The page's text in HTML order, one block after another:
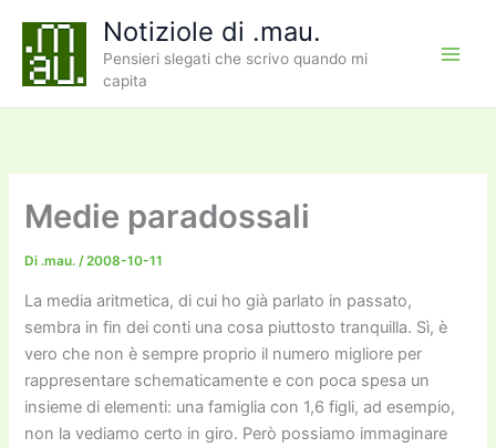
contenuto
Notiziole di .mau.
Pensieri slegati che scrivo quando mi
capita
Medie paradossali
Di .mau./2008-10-11
La media aritmetica, di cui ho già parlato in passato,
sembra in fin dei conti una cosa piuttosto tranquilla. Sì, è
vero che non è sempre proprio il numero migliore per
rappresentare schematicamente e con poca spesa un
insieme di elementi: una famiglia con 1,6 figli, ad esempio,
non la vediamo certo in giro. Però possiamo immaginare